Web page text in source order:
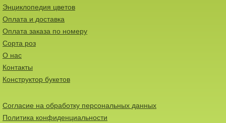
Энциклопедия цветов
Оплата и доставка
Оплата заказа по номеру
Сорта роз
О нас
Контакты
Конструктор букетов
Согласие на обработку персональных данных
Политика конфиденциальности